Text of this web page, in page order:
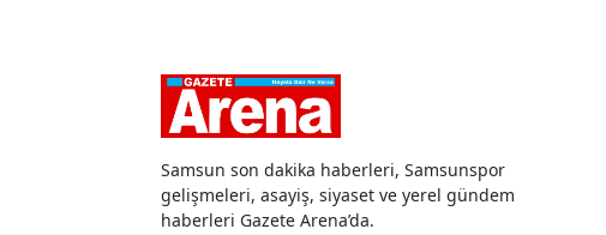
Samsun son dakika haberleri, Samsunspor
gelişmeleri, asayiş, siyaset ve yerel gündem
haberleri Gazete Arena’da.